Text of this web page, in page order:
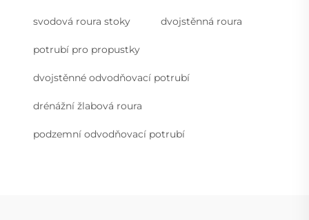
svodová roura stoky dvojstěnná roura
potrubí pro propustky
dvojstěnné odvodňovací potrubí
drénážní žlabová roura
podzemní odvodňovací potrubí